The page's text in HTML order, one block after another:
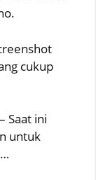
cukup
Saat ini
untuk